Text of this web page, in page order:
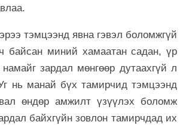
тэмцээнд явна гэвэл боломжгүй
байсан миний хамаатан садан, үр
зардал мөнгөөр дутаахгүй л
нь манай бүх тамирчид тэмцээнд
өндөр амжилт үзүүлэх боломж
байхгүйн зовлон тамирчдад их